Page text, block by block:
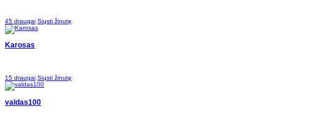
45 draugai Siųsti žinutę
Karosas
15 draugai Siųsti žinutę
valdas100